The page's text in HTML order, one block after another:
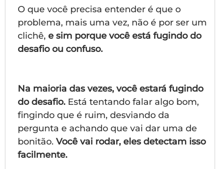
O que você precisa entender é que o
problema, mais uma vez, não é por ser um
clichê, e sim porque você está fugindo do
desafio ou confuso.
Na maioria das vezes, você estará fugindo
do desafio. Está tentando falar algo bom,
fingindo que é ruim, desviando da
pergunta e achando que vai dar uma de
bonitão. Você vai rodar, eles detectam isso
facilmente.